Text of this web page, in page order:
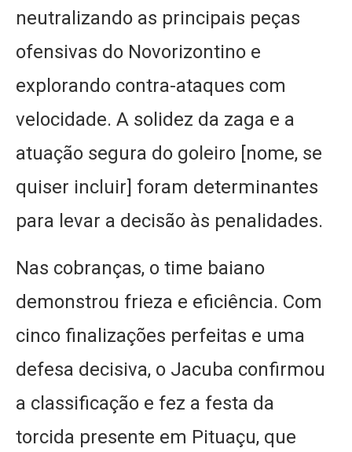
neutralizando as principais peças
ofensivas do Novorizontino e
explorando contra-ataques com
velocidade. A solidez da zaga e a
atuação segura do goleiro [nome, se
quiser incluir] foram determinantes
para levar a decisão às penalidades.
Nas cobranças, o time baiano
demonstrou frieza e eficiência. Com
cinco finalizações perfeitas e uma
defesa decisiva, o Jacuba confirmou
a classificação e fez a festa da
torcida presente em Pituaçu, que